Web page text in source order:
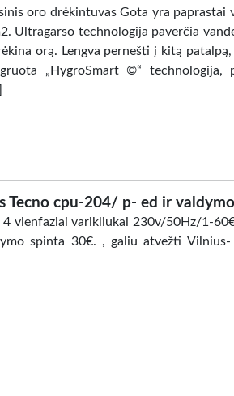
oro drėkintuvas Gota yra paprastai
Ultragarso technologija paverčia
orą. Lengva pernešti į kitą
„HygroSmart ©“ technologija,
Tecno cpu-204/ p- ed ir
4 vienfaziai varikliukai 230v/50Hz/1-
spinta 30€. , galiu atvežti Vilnius-